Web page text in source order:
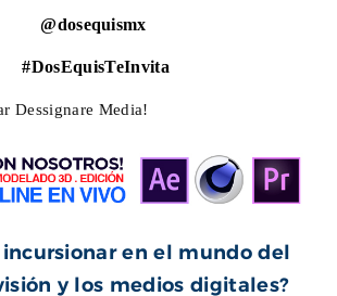
@dosequismx
#DosEquisTeInvita
Dessignare Media!
incursionar en el mundo del
y los medios digitales?